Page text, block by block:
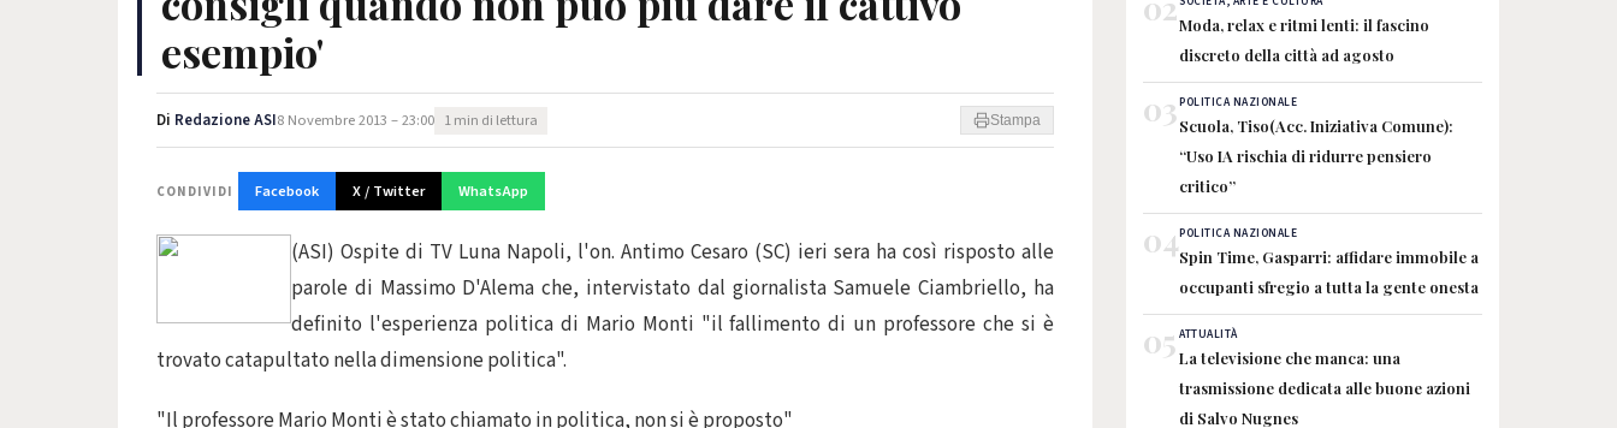
esempio'
Di Redazione ASI8 Novembre 2013 – 23:00 1 min di lettura Stampa
CONDIVIDI Facebook X / Twitter WhatsApp
(ASI) Ospite di TV Luna Napoli, l'on. Antimo Cesaro (SC) ieri sera ha così risposto alle
parole di Massimo D'Alema che, intervistato dal giornalista Samuele Ciambriello, ha
definito l'esperienza politica di Mario Monti "il fallimento di un professore che si è
trovato catapultato nella dimensione politica".
"Il professore Mario Monti è stato chiamato in politica, non si è proposto"
Moda, relax e ritmi lenti: il fascino
discreto della città ad agosto
03POLITICA NAZIONALE
Scuola, Tiso(Acc. Iniziativa Comune):
“Uso IA rischia di ridurre pensiero
critico”
04POLITICA NAZIONALE
Spin Time, Gasparri: affidare immobile a
occupanti sfregio a tutta la gente onesta
05 ATTUALITÀ
La televisione che manca: una
trasmissione dedicata alle buone azioni
di Salvo Nugnes